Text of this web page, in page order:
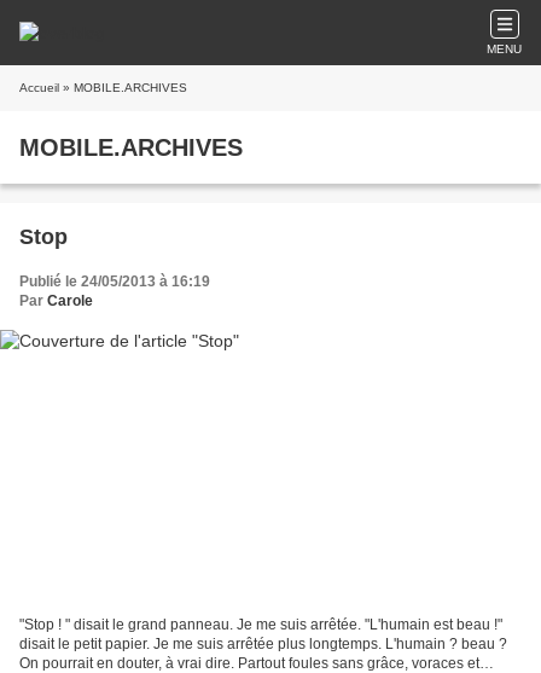
MENU
Accueil » MOBILE.ARCHIVES
MOBILE.ARCHIVES
Stop
Publié le 24/05/2013 à 16:19
Par Carole
"Stop ! " disait le grand panneau. Je me suis arrêtée. "L'humain est beau !"
disait le petit papier. Je me suis arrêtée plus longtemps. L'humain ? beau ?
On pourrait en douter, à vrai dire. Partout foules sans grâce, voraces et